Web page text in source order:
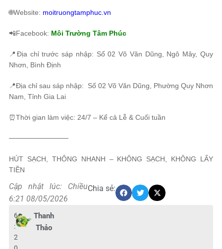
🌐Website: moitruongtamphuc.vn
📲Facebook: Môi Trường Tâm Phúc
📍Địa chỉ trước sáp nhập: Số 02 Võ Văn Dũng, Ngô Mây, Quy
Nhơn, Bình Định
📍Địa chỉ sau sáp nhập: Số 02 Võ Văn Dũng, Phường Quy Nhơn
Nam, Tỉnh Gia Lai
⏰Thời gian làm việc: 24/7 – Kể cả Lễ & Cuối tuần
────────────
HÚT SẠCH, THÔNG NHANH – KHÔNG SẠCH, KHÔNG LẤY
TIỀN
Cập nhật lúc: Chiều
6:21 08/05/2026
Chia sẻ:
Thanh
Thảo
6
:
2